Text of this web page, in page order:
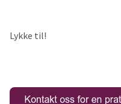
Lykke til!